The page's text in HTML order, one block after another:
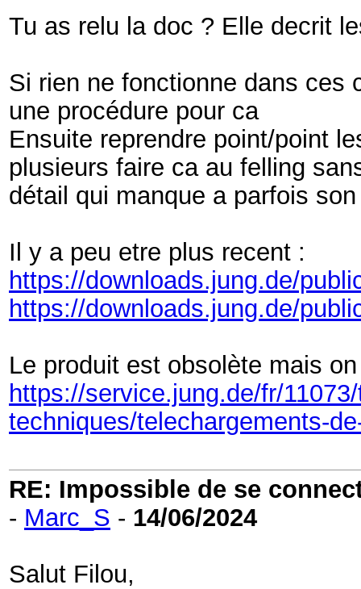
Tu as relu la doc ? Elle decrit
Si rien ne fonctionne dans ces
une procédure pour ca
Ensuite reprendre point/point
plusieurs faire ca au felling
détail qui manque a parfois
Il y a peu etre plus recent :
https://downloads.jung.de/
https://downloads.jung.de/
Le produit est obsolète mais
https://service.jung.de/fr/
techniques/telechargements-
RE: Impossible de se
- Marc_S - 14/06/2024
Salut Filou,